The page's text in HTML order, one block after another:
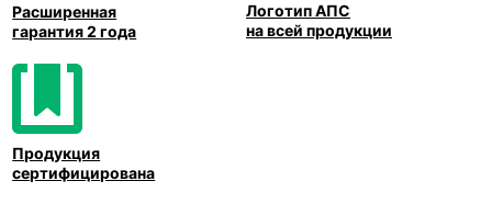
Расширенная
гарантия 2 года
Логотип АПС
на всей продукции
Продукция
сертифицирована